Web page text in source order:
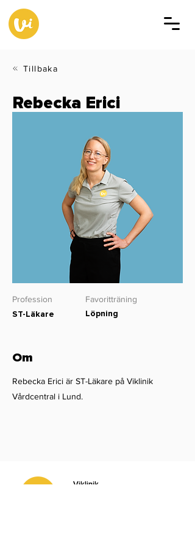
Tillbaka
Rebecka Erici
Profession
ST-Läkare
Favoritträning
Löpning
Om
Rebecka Erici är ST-Läkare på Viklinik
Vårdcentral i Lund.
Viklinik